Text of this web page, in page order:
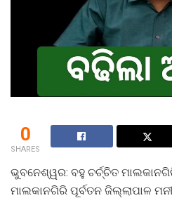
0
SHARES
ଭୁବନେଶ୍ୱର: ବହୁ ଚର୍ଚ୍ଚିତ
ମାଲକାନଗିରି ପୂର୍ବତନ ଜିଲ୍ଲାପାଳ